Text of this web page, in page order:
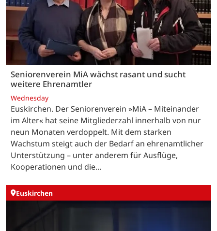
Seniorenverein MiA wächst rasant und sucht
weitere Ehrenamtler
Wednesday
Euskirchen. Der Seniorenverein »MiA – Miteinander
im Alter« hat seine Mitgliederzahl innerhalb von nur
neun Monaten verdoppelt. Mit dem starken
Wachstum steigt auch der Bedarf an ehrenamtlicher
Unterstützung – unter anderem für Ausflüge,
Kooperationen und die…
Euskirchen